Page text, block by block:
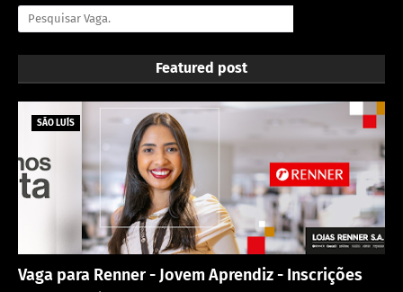
Featured post
SÃO LUÍS
Vaga para Renner - Jovem Aprendiz - Inscrições